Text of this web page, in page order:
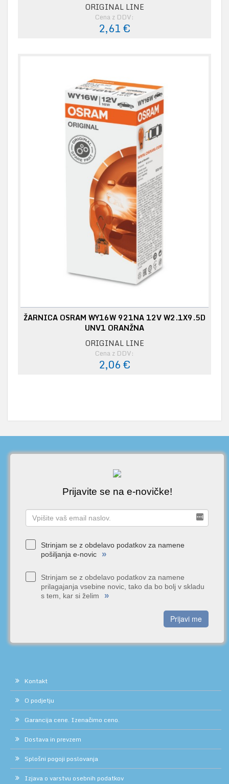
ORIGINAL LINE
Cena z DDV:
2,61 €
ŽARNICA OSRAM WY16W 921NA 12V W2.1X9.5D
UNV1 ORANŽNA
ORIGINAL LINE
Cena z DDV:
2,06 €
Prijavite se na e-novičke!
Strinjam se z obdelavo podatkov za namene
pošiljanja e-novic
»
Strinjam se z obdelavo podatkov za namene
prilagajanja vsebine novic, tako da bo bolj v skladu
s tem, kar si želim
»
Prijavi me
Kontakt
O podjetju
Garancija cene. Izenačimo ceno.
Dostava in prevzem
Splošni pogoji poslovanja
Izjava o varstvu osebnih podatkov